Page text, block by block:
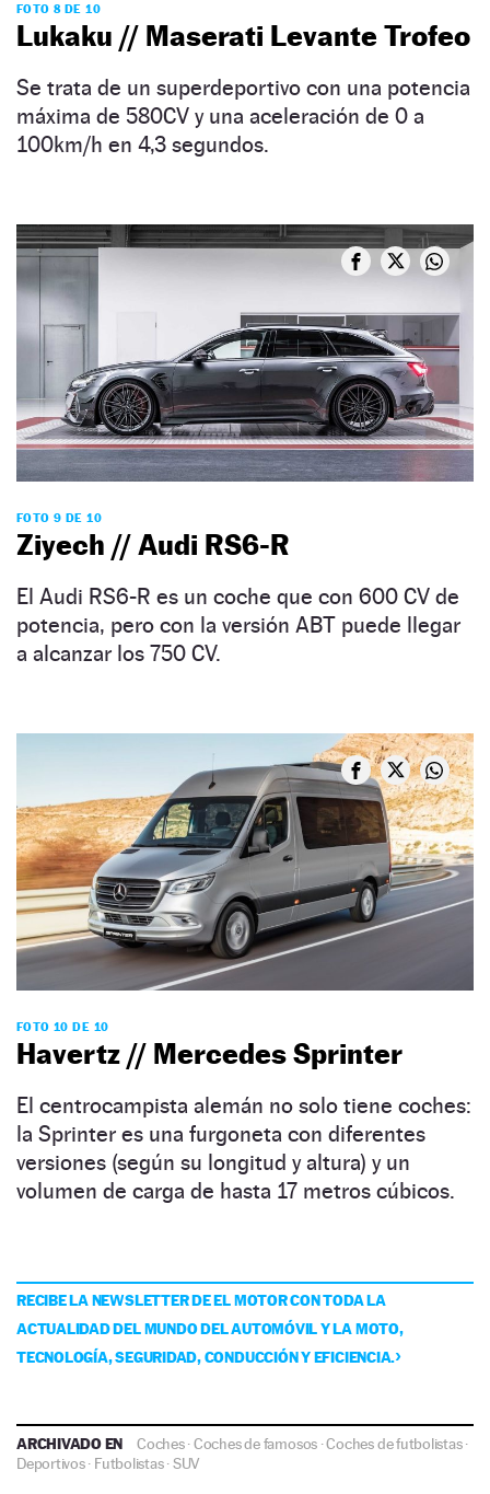
FOTO 8 DE 10
Lukaku // Maserati Levante Trofeo
Se trata de un superdeportivo con una potencia
máxima de 580CV y una aceleración de 0 a
100km/h en 4,3 segundos.
FOTO 9 DE 10
Ziyech // Audi RS6-R
El Audi RS6-R es un coche que con 600 CV de
potencia, pero con la versión ABT puede llegar
a alcanzar los 750 CV.
FOTO 10 DE 10
Havertz // Mercedes Sprinter
El centrocampista alemán no solo tiene coches:
la Sprinter es una furgoneta con diferentes
versiones (según su longitud y altura) y un
volumen de carga de hasta 17 metros cúbicos.
RECIBE LA NEWSLETTER DE EL MOTOR CON TODA LA
ACTUALIDAD DEL MUNDO DEL AUTOMÓVIL Y LA MOTO,
TECNOLOGÍA, SEGURIDAD, CONDUCCIÓN Y EFICIENCIA.
ARCHIVADO EN Coches·Coches de famosos ·Coches de futbolistas·
Deportivos· Futbolistas·SUV